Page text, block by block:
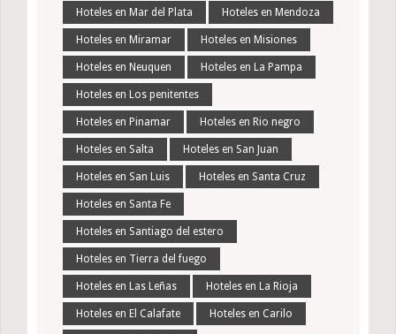
Hoteles en Mar del Plata Hoteles en Mendoza
Hoteles en Miramar Hoteles en Misiones
Hoteles en Neuquen Hoteles en La Pampa
Hoteles en Los penitentes
Hoteles en Pinamar Hoteles en Rio negro
Hoteles en Salta Hoteles en San Juan
Hoteles en San Luis Hoteles en Santa Cruz
Hoteles en Santa Fe
Hoteles en Santiago del estero
Hoteles en Tierra del fuego
Hoteles en Las Leñas Hoteles en La Rioja
Hoteles en El Calafate Hoteles en Carilo